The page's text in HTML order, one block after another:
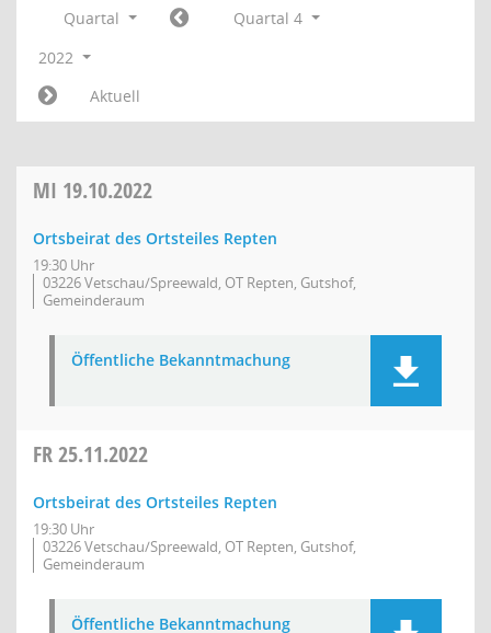
Quartal
Quartal 4
2022
Aktuell
MI 19.10.2022
Ortsbeirat des Ortsteiles Repten
19:30 Uhr
03226 Vetschau/Spreewald, OT Repten, Gutshof,
Gemeinderaum
Öffentliche Bekanntmachung
FR25.11.2022
Ortsbeirat des Ortsteiles Repten
19:30 Uhr
03226 Vetschau/Spreewald, OT Repten, Gutshof,
Gemeinderaum
Öffentliche Bekanntmachung